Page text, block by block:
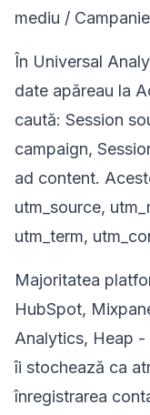
mediu /
În Universal
date apăreau la
caută: Session
campaign,
ad content.
utm_source,
utm_term,
Majoritatea
HubSpot,
Analytics, Heap
îi stochează ca
înregistrarea